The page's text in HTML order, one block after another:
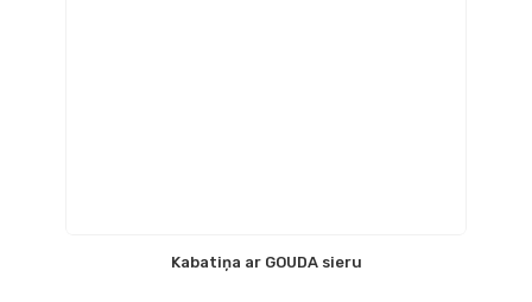
Kabatiņa ar GOUDA sieru